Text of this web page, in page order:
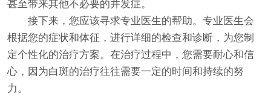
甚至带来其他不必要的并发症。
接下来，您应该寻求专业医生的帮助。专业医生会
根据您的症状和体征，进行详细的检查和诊断，为您制
定个性化的治疗方案。在治疗过程中，您需要耐心和信
心，因为白斑的治疗往往需要一定的时间和持续的努
力。